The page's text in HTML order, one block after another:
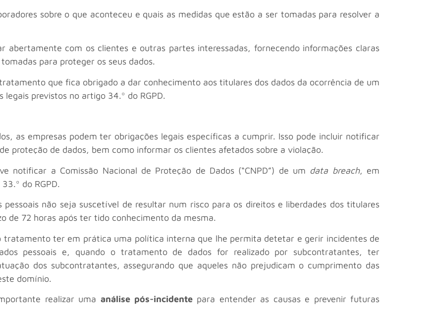
sobre o que aconteceu e quais as medidas que estão a ser tomadas para resolver a
abertamente com os clientes e outras partes interessadas, fornecendo informações claras
para proteger os seus dados.
que fica obrigado a dar conhecimento aos titulares dos dados da ocorrência de um
previstos no artigo 34.º do RGPD.
as empresas podem ter obrigações legais específicas a cumprir. Isso pode incluir notificar
proteção de dados, bem como informar os clientes afetados sobre a violação.
notificar a Comissão Nacional de Proteção de Dados (“CNPD”) de um data breach, em
do RGPD.
não seja suscetível de resultar num risco para os direitos e liberdades dos titulares
de 72 horas após ter tido conhecimento da mesma.
tratamento ter em prática uma política interna que lhe permita detetar e gerir incidentes de
pessoais e, quando o tratamento de dados for realizado por subcontratantes, ter
dos subcontratantes, assegurando que aqueles não prejudicam o cumprimento das
domínio.
realizar uma análise pós-incidente para entender as causas e prevenir futuras